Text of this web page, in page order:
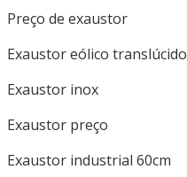
Preço de exaustor
Exaustor eólico translúcido
Exaustor inox
Exaustor preço
Exaustor industrial 60cm